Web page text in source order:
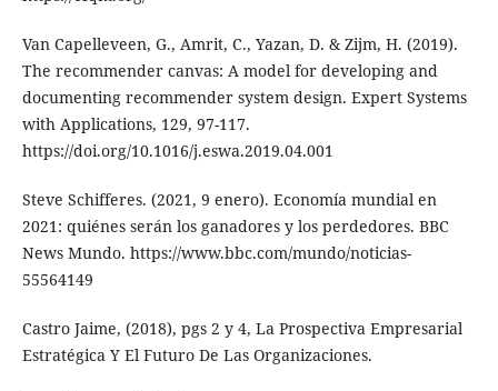
Van Capelleveen, G., Amrit, C., Yazan, D. & Zijm, H. (2019).
The recommender canvas: A model for developing and
documenting recommender system design. Expert Systems
with Applications, 129, 97-117.
https://doi.org/10.1016/j.eswa.2019.04.001
Steve Schifferes. (2021, 9 enero). Economía mundial en
2021: quiénes serán los ganadores y los perdedores. BBC
News Mundo. https://www.bbc.com/mundo/noticias-
55564149
Castro Jaime, (2018), pgs 2 y 4, La Prospectiva Empresarial
Estratégica Y El Futuro De Las Organizaciones.